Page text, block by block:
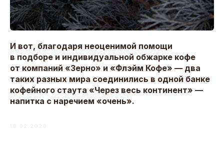
И вот, благодаря неоценимой помощи
в подборе и индивидуальной обжарке кофе
от компаний «Зерно» и «Флэйм Кофе» — два
таких разных мира соединились в одной банке
кофейного стаута «Через весь континент» —
напитка с наречием «очень».